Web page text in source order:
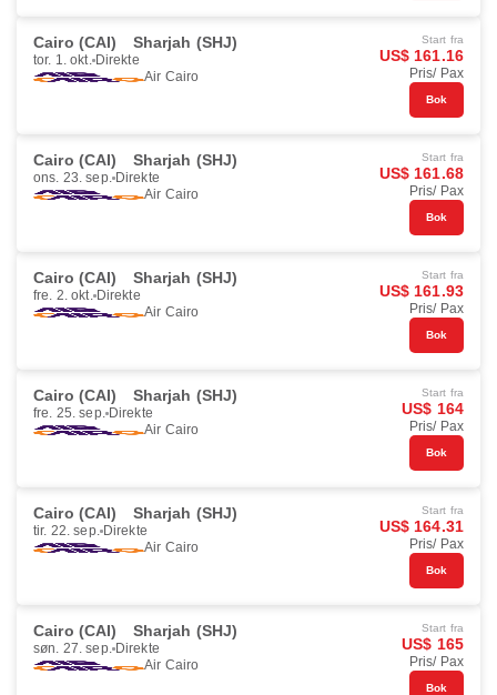
Cairo (CAI) Sharjah (SHJ)
tor. 1. okt. Direkte
Air Cairo
Start fra
US$ 161.16
Pris/ Pax
Bok
Cairo (CAI) Sharjah (SHJ)
ons. 23. sep. Direkte
Air Cairo
Start fra
US$ 161.68
Pris/ Pax
Bok
Cairo (CAI) Sharjah (SHJ)
fre. 2. okt. Direkte
Air Cairo
Start fra
US$ 161.93
Pris/ Pax
Bok
Cairo (CAI) Sharjah (SHJ)
fre. 25. sep. Direkte
Air Cairo
Start fra
US$ 164
Pris/ Pax
Bok
Cairo (CAI) Sharjah (SHJ)
tir. 22. sep. Direkte
Air Cairo
Start fra
US$ 164.31
Pris/ Pax
Bok
Cairo (CAI) Sharjah (SHJ)
søn. 27. sep. Direkte
Air Cairo
Start fra
US$ 165
Pris/ Pax
Bok